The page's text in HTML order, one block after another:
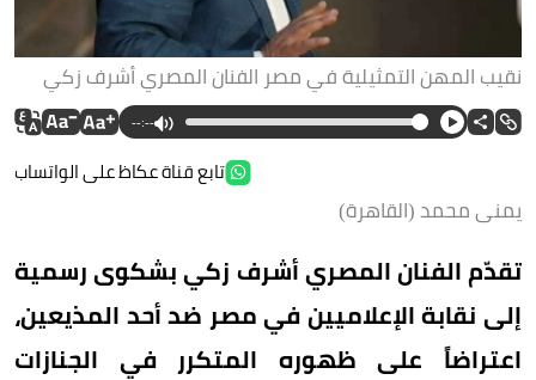
نقيب المهن التمثيلية في مصر الفنان المصري أشرف زكي
--:--
تابع قناة عكاظ على الواتساب
يمنى محمد (القاهرة)
تقدّم الفنان المصري أشرف زكي بشكوى رسمية
إلى نقابة الإعلاميين في مصر ضد أحد المذيعين،
اعتراضاً على ظهوره المتكرر في الجنازات